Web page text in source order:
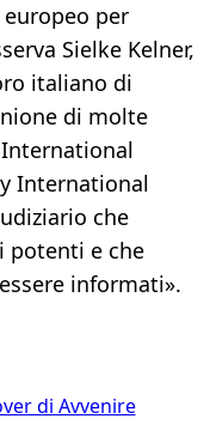
per
Sielke Kelner,
italiano di
di molte
International
che
potenti e che
informati».
di Avvenire